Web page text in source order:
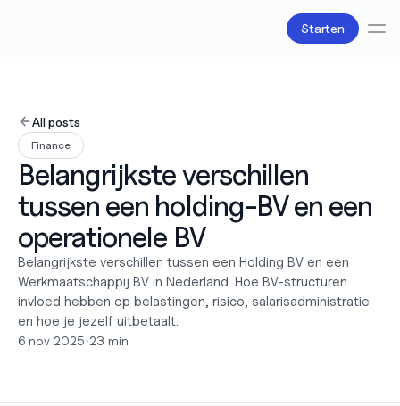
Starten
Salarisadministratie
Belastingzaken
Producten
Bv oprichten
Zakelijke accounts en bankpassen
Over ons
Liefde
Pricing
Pricing plans
Pricing calculator
Bronnen
All posts
Finance
Belangrijkste verschillen
tussen een holding-BV en een
operationele BV
Belangrijkste verschillen tussen een Holding BV en een
Werkmaatschappij BV in Nederland. Hoe BV-structuren
invloed hebben op belastingen, risico, salarisadministratie
en hoe je jezelf uitbetaalt.
6 nov 2025•23 min